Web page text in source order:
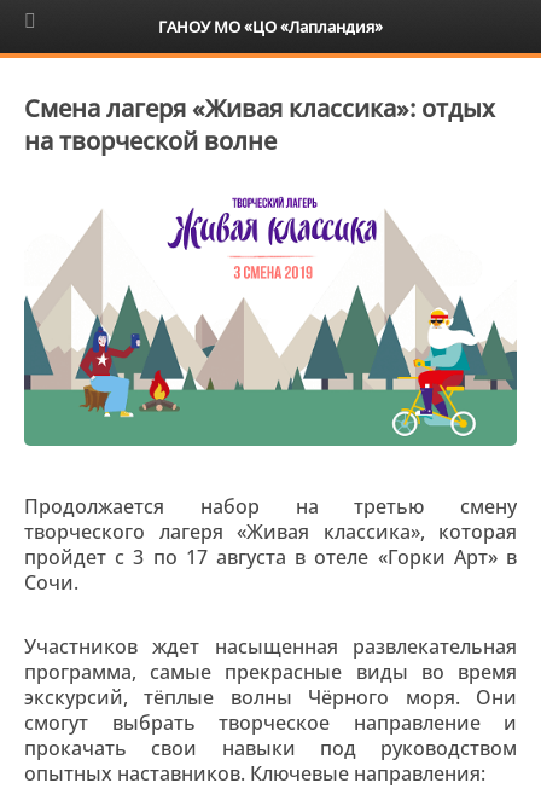
6+
Смена лагеря «Живая классика»: отдых
на творческой волне
Продолжается набор на третью смену
творческого лагеря «Живая классика», которая
пройдет с 3 по 17 августа в отеле «Горки Арт» в
Сочи.
Участников ждет насыщенная развлекательная
программа, самые прекрасные виды во время
экскурсий, тёплые волны Чёрного моря. Они
смогут выбрать творческое направление и
прокачать свои навыки под руководством
опытных наставников. Ключевые направления:
ГАНОУ МО «ЦО «Лапландия»